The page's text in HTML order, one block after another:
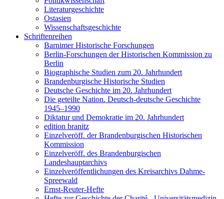
Literaturgeschichte
Ostasien
Wissenschaftsgeschichte
Schriftenreihen
Barnimer Historische Forschungen
Berlin-Forschungen der Historischen Kommission zu
Berlin
Biographische Studien zum 20. Jahrhundert
Brandenburgische Historische Studien
Deutsche Geschichte im 20. Jahrhundert
Die geteilte Nation. Deutsch-deutsche Geschichte
1945–1990
Diktatur und Demokratie im 20. Jahrhundert
edition branitz
Einzelveröff. der Brandenburgischen Historischen
Kommission
Einzelveröff. des Brandenburgischen
Landeshauptarchivs
Einzelveröffentlichungen des Kreisarchivs Dahme-
Spreewald
Ernst-Reuter-Hefte